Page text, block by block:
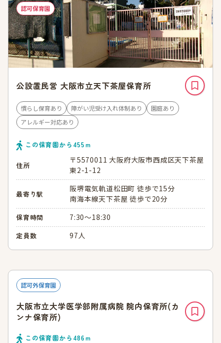
認可保育園
公設置民営 大阪市立天下茶屋保育所
慣らし保育あり 障がい児受け入れ体制あり
園庭あり
アレルギー対応あり
この保育園から 455ｍ
住所
〒5570011 大阪府大阪市西成区天下茶屋
東2-1-12
最寄り駅
阪堺電気軌道松田町 徒歩で15分
南海本線天下茶屋 徒歩で20分
保育時間 7:30～18:30
定員数 97人
認可外保育園
大阪市立大学医学部附属病院 院内保育所(カ
ンナ保育所)
この保育園から 486ｍ